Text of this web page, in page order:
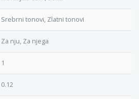
Srebrni tonovi, Zlatni tonovi
Za nju, Za njega
1
0.12